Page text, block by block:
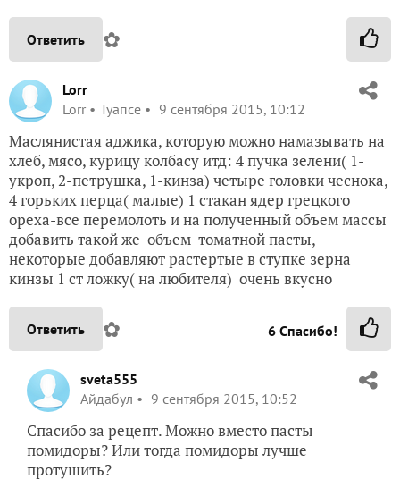
Ответить ✿
Lorr
Lorr
Туапсе 9 сентября 2015, 10:12
Маслянистая аджика, которую можно намазывать на
хлеб, мясо, курицу колбасу итд: 4 пучка зелени( 1-
укроп, 2-петрушка, 1-кинза) четыре головки чеснока,
4 горьких перца( малые) 1 стакан ядер грецкого
ореха-все перемолоть и на полученный объем массы
добавить такой же объем томатной пасты,
некоторые добавляют растертые в ступке зерна
кинзы 1 ст ложку( на любителя) очень вкусно
Ответить ✿ 6 Спасибо!
sveta555
Айдабул
9 сентября 2015, 10:52
Спасибо за рецепт. Можно вместо пасты
помидоры? Или тогда помидоры лучше
протушить?